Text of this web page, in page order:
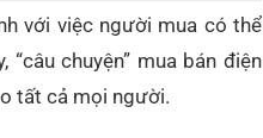
với việc người mua có thể
chuyện” mua bán điện
tất cả mọi người.